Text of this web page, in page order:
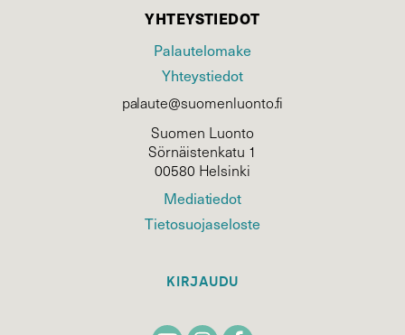
YHTEYSTIEDOT
Palautelomake
Yhteystiedot
palaute@suomenluonto.fi
Suomen Luonto
Sörnäistenkatu 1
00580 Helsinki
Mediatiedot
Tietosuojaseloste
KIRJAUDU